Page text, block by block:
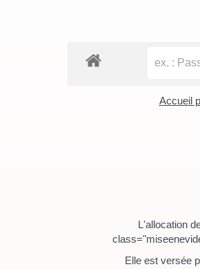
Accueil
L'allocation
Elle est versée